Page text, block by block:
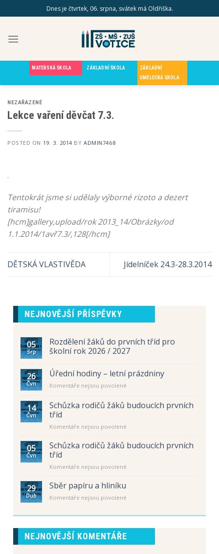
to
Dnes je čtvrtek, 06. srpna, svátek má Oldřiška.
MATEŘSKÁ ŠKOLA ZÁKLADNÍ ŠKOLA
ZÁKLADNÍ
UMĚLECKÁ ŠKOLA
NEZAŘAZENÉ
Lekce vaření děvčat 7.3.
POSTED ON 19. 3. 2014BYADMIN7468
.
Tentokrát jsme si udělaly výborné rizoto a dezert
tiramisu!
[hcm]gallery,upload/rok 2013_14/Obrázky/od
1.1.2014/1avř7.3/,128[/hcm]
DĚTSKÁ VLASTIVĚDA Jídelníček 24.3-28.3.2014
NEJNOVĚJŠÍ PŘÍSPĚVKY
05
Srp
Rozdělení žáků do prvních tříd pro
školní rok 2026 / 2027
26
Čvn
Úřední hodiny – letní prázdniny
Komentáře nejsou povolené
s
názvem
letní
14
Čvn
Schůzka rodičů žáků budoucích prvních
tříd
Komentáře nejsou povolené
s
05
Čvn
Schůzka rodičů žáků budoucích prvních
tříd
Komentáře nejsou povolené
žáků
prvních
tříd
29
Dub
Sběr papíru a hliníku
Komentáře nejsou povolené
s
Sběr
papíru
a
NEJNOVĚJŠÍ KOMENTÁŘE